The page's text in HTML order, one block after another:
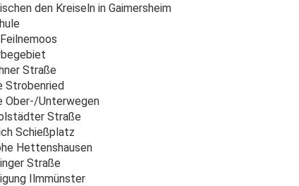
den Kreiseln in Gaimersheim
Straße
Strobenried
Ober-/Unterwegen
Straße
Schießplatz
Hettenshausen
Straße
Ilmmünster